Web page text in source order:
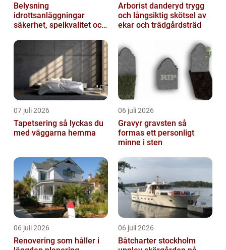
Belysning
idrottsanläggningar
säkerhet, spelkvalitet och
Arborist danderyd trygg
och långsiktig skötsel av
ekar och trädgårdsträd
07 juli 2026
Tapetsering så lyckas du
med väggarna hemma
06 juli 2026
Gravyr gravsten så
formas ett personligt
minne i sten
06 juli 2026
Renovering som håller i
06 juli 2026
Båtcharter stockholm